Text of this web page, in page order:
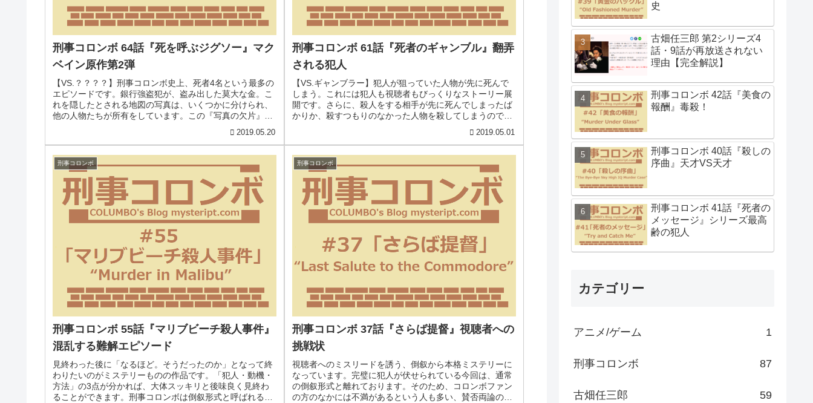
刑事コロンボ 64話『死を呼ぶジグソー』マク
ベイン原作第2弾
【VS.？？？？】刑事コロンボ史上、死者4名という最多の
エピソードです。銀行強盗犯が、盗み出した莫大な金。こ
れを隠したとされる地図の写真は、いくつかに分けられ、
他の人物たちが所有をしています。この『写真の欠片』を
2019.05.20
刑事コロンボ 61話『死者のギャンブル』翻弄
される犯人
【VS.ギャンブラー】犯人が狙っていた人物が先に死んで
しまう。これには犯人も視聴者もびっくりなストーリー展
開です。さらに、殺人をする相手が先に死んでしまったば
かりか、殺すつもりのなかった人物を殺してしまうので
2019.05.01
刑事コロンボ
刑事コロンボ 55話『マリブビーチ殺人事件』
混乱する難解エピソード
見終わった後に「なるほど。そうだったのか」となって終
わりたいのがミステリーものの作品です。「犯人・動機・
方法」の3点が分かれば、大体スッキリと後味良く見終わ
ることができます。刑事コロンボは倒叙形式と呼ばれる、
刑事コロンボ
刑事コロンボ 37話『さらば提督』視聴者への
挑戦状
視聴者へのミスリードを誘う、倒叙から本格ミステリーに
なっています。完璧に犯人が伏せられている今回は、通常
の倒叙形式と離れております。そのため、コロンボファン
の方のなかには不満があるという人も多い、賛否両論のあ
史
古畑任三郎 第2シリーズ4
話・9話が再放送されない
理由【完全解説】
刑事コロンボ 42話『美食の
報酬』毒殺！
刑事コロンボ 40話『殺しの
序曲』天才VS天才
刑事コロンボ 41話『死者の
メッセージ』シリーズ最高
齢の犯人
カテゴリー
アニメ/ゲーム 1
刑事コロンボ 87
古畑任三郎 59